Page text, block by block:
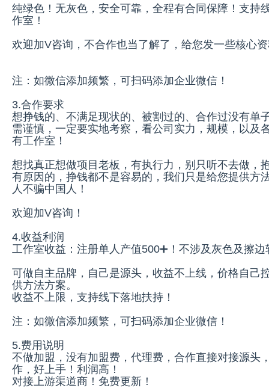
纯绿色！无灰色，安全可靠，全程有合同保障！支持
作室！
欢迎加V咨询，不合作也当了解了，给您发一些核心
注：如微信添加频繁，可扫码添加企业微信！
3.合作要求
想挣钱的、不满足现状的、被割过的、合作过没有单
需谨慎，一定要实地考察，看公司实力，规模，以及
有工作室！
想找真正想做项目老板，有执行力，别只听不去做，
有原因的，挣钱都不是容易的，我们只是给您提供方
人不骗中国人！
欢迎加V咨询！
4.收益利润
工作室收益：注册单人产值500➕！不涉及灰色及擦边
可做自主品牌，自己是源头，收益不上线，价格自己
供方法方案。
收益不上限，支持线下落地扶持！
注：如微信添加频繁，可扫码添加企业微信！
5.费用说明
不做加盟，没有加盟费，代理费，合作直接对接源头
作，好上手！利润高！
对接上游渠道商！免费更新！